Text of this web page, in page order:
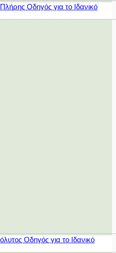
Οδηγός για το Ιδανικό
Οδηγός για το Ιδανικό